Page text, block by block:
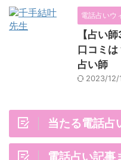
電話占いウ
【占い
口コミ
占い師
2023/12/
当たる電話占
電話占い記事